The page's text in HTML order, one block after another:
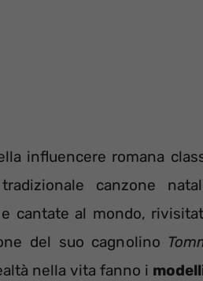
influencere romana
canzone
cantate al mondo,
del suo cagnolino
nella vita fanno i